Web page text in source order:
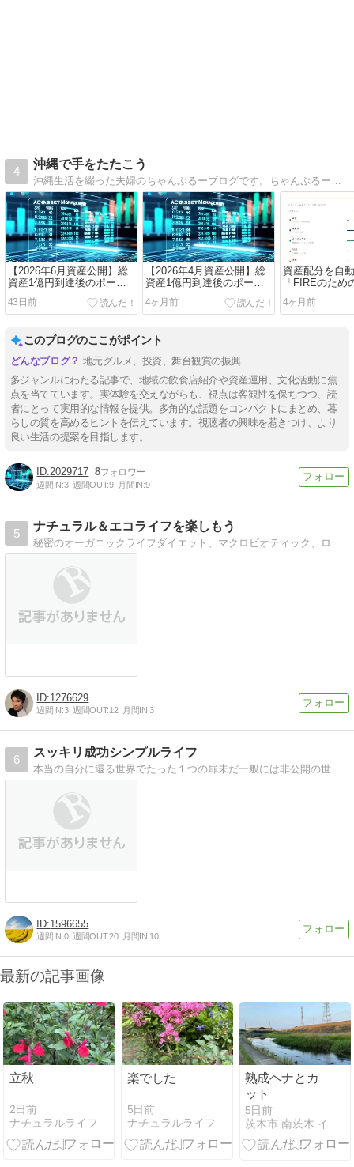
4
沖縄で手をたたこう
沖縄生活を綴った夫婦のちゃんぷるーブログです。ちゃんぷるーとは方言で「混ぜる」という意味で、その名の通り色々なことをアウトプットしていきたいと考えています。生活やSDGs、観劇・舞台、投資やFXなど幅広く細々と！
【2026年6月資産公開】総
資産1億円到達後のポート
フォリオと運用戦略
43日前
【2026年4月資産公開】総
資産1億円到達後のポート
フォリオと運用戦略
4ヶ月前
資産配分を自
「FIREのため
ロケーション
4ヶ月前
このブログのここがポイント
地元グルメ、投資、舞台観賞の振興
多ジャンルにわたる記事で、地域の飲食店紹介や資産運用、文化活動に焦
点を当てています。実体験を交えながらも、視点は客観性を保ちつつ、読
者にとって実用的な情報を提供。多角的な話題をコンパクトにまとめ、暮
らしの質を高めるヒントを伝えています。視聴者の興味を惹きつけ、より
良い生活の提案を目指します。
2029717 8
週間IN:3 週間OUT:9 月間IN:9
5
ナチュラル＆エコライフを楽しもう
秘密のオーガニックライフダイエット、マクロビオティック、ローフードライフ
1276629
週間IN:3 週間OUT:12 月間IN:3
6
スッキリ成功シンプルライフ
本当の自分に還る世界でたった１つの扉未だ一般には非公開の世界でたった１つの特別な瞑想実践法が今だけ奇跡的に公開された
1596655
週間IN:0 週間OUT:20 月間IN:10
最新の記事画像
立秋
2日前
ナチュラルライフ
楽でした
5日前
ナチュラルライフ
熟成ヘナとカ
ット
5日前
茨木市 南茨木 イチゴカラー 100%天然ヘナ ロハス h…